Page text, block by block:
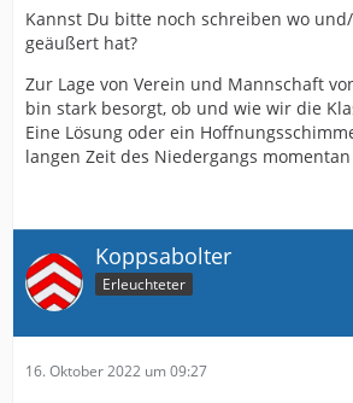
Kannst Du bitte noch schreiben wo
geäußert hat?
Zur Lage von Verein und Mannschaft
bin stark besorgt, ob und wie wir die
Eine Lösung oder ein
langen Zeit des Niedergangs
Koppsabolter
Erleuchteter
16. Oktober 2022 um 09:27